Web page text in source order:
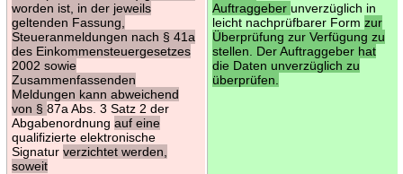
worden ist, in der jeweils
geltenden Fassung,
Steueranmeldungen nach § 41a
des Einkommensteuergesetzes
2002 sowie
Zusammenfassenden
Meldungen kann abweichend
von § 87a Abs. 3 Satz 2 der
Abgabenordnung auf eine
qualifizierte elektronische
Signatur verzichtet werden,
soweit
Auftraggeber unverzüglich in
leicht nachprüfbarer Form zur
Überprüfung zur Verfügung zu
stellen. Der Auftraggeber hat
die Daten unverzüglich zu
überprüfen.